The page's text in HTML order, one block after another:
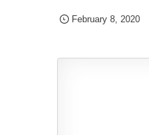
February 8, 2020